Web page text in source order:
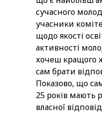
сучасного
учасники
щодо якості
активності
хочеш кращого
сам брати
Показово, що
25 років мають
власної